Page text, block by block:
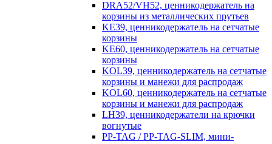
DRA52/VH52, ценникодержатель на
корзины из металлических прутьев
KE39, ценникодержатель на сетчатые
корзины
KE60, ценникодержатель на сетчатые
корзины
KOL39, ценникодержатель на сетчатые
корзины и манежи для распродаж
KOL60, ценникодержатель на сетчатые
корзины и манежи для распродаж
LH39, ценникодержатели на крючки
вогнутые
PP-TAG / PP-TAG-SLIM, мини-